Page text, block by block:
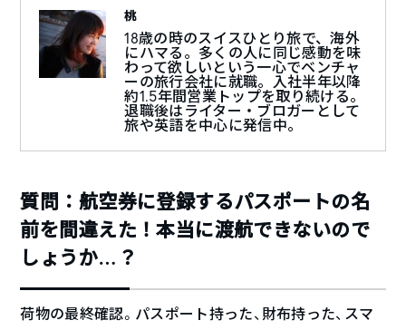
桃
18歳の時のスイスひとり旅で、海外
にハマる。多くの人に同じ感動を味
わって欲しいという一心でベンチャ
ーの旅行会社に就職。入社半年以降
約1.5年間営業トップを取り続ける。
退職後はライター・ブロガーとして
旅や英語を中心に発信中。
質問：航空券に登録するパスポートの名
前を間違えた！本当に渡航できないので
しょうか…？
荷物の最終確認。パスポート持った、財布持った、スマ